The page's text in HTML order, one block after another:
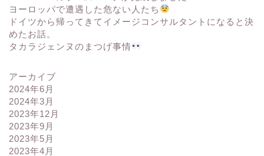
ヨーロッパで遭遇した危ない人たち
ドイツから帰ってきてイメージコンサルタントになると決
めたお話。
タカラジェンヌのまつげ事情
アーカイブ
2024年6月
2024年3月
2023年12月
2023年9月
2023年5月
2023年4月